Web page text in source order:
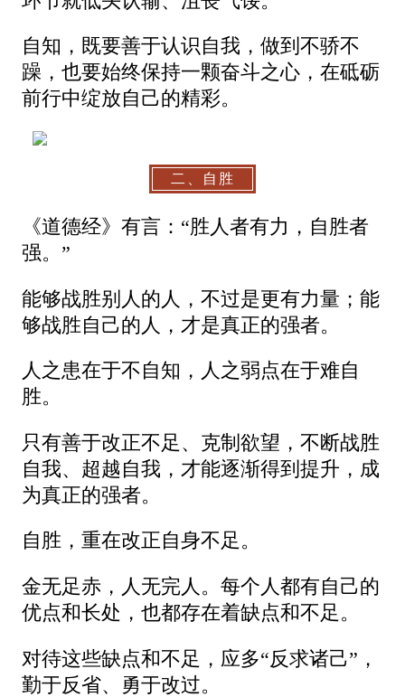
自知，既要善于认识自我，做到不骄不
躁，也要始终保持一颗奋斗之心，在砥砺
前行中绽放自己的精彩。
二、自胜
《道德经》有言：“胜人者有力，自胜者
强。”
能够战胜别人的人，不过是更有力量；能
够战胜自己的人，才是真正的强者。
人之患在于不自知，人之弱点在于难自
胜。
只有善于改正不足、克制欲望，不断战胜
自我、超越自我，才能逐渐得到提升，成
为真正的强者。
自胜，重在改正自身不足。
金无足赤，人无完人。每个人都有自己的
优点和长处，也都存在着缺点和不足。
对待这些缺点和不足，应多“反求诸己”，
勤于反省、勇于改过。